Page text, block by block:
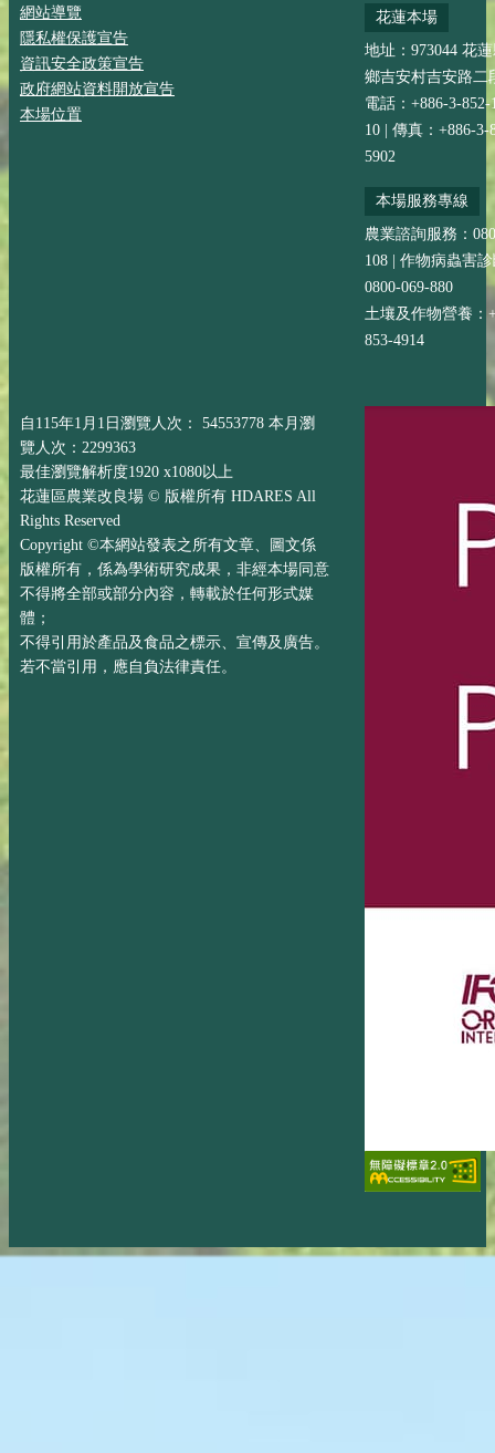
網站導覽
隱私權保護宣告
資訊安全政策宣告
政府網站資料開放宣告
本場位置
花蓮本場
地址：973044 花
鄉吉安村吉安路二
電話：+886-3-852-
10 | 傳真：+886-3-
5902
本場服務專線
農業諮詢服務：
108 | 作物病蟲害
0800-069-880
土壤及作物營養：
853-4914
自115年1月1日瀏覽人次： 54553778 本月瀏
覽人次：2299363
最佳瀏覽解析度1920 x1080以上
花蓮區農業改良場 © 版權所有 HDARES All
Rights Reserved
Copyright ©本網站發表之所有文章、圖文係
版權所有，係為學術研究成果，非經本場同意
不得將全部或部分內容，轉載於任何形式媒
體；
不得引用於產品及食品之標示、宣傳及廣告。
若不當引用，應自負法律責任。